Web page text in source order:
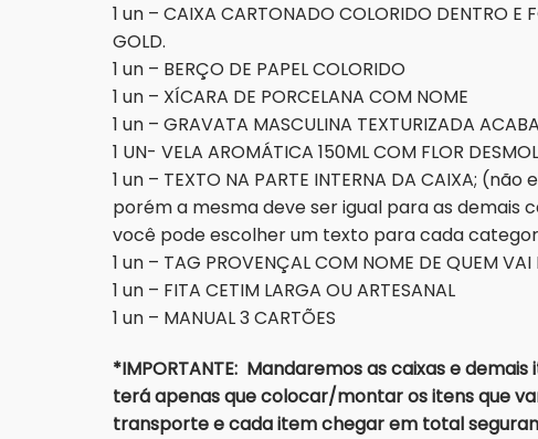
1 un – CAIXA CARTONADO COLORIDO DENTRO
GOLD.
1 un – BERÇO DE PAPEL COLORIDO
1 un – XÍCARA DE PORCELANA COM NOME
1 un – GRAVATA MASCULINA TEXTURIZADA
1 UN- VELA AROMÁTICA 150ML COM FLOR
1 un – TEXTO NA PARTE INTERNA DA CAIXA;
porém a mesma deve ser igual para as demais
você pode escolher um texto para cada
1 un – TAG PROVENÇAL COM NOME DE QUEM VAI
1 un – FITA CETIM LARGA OU ARTESANAL
1 un – MANUAL 3 CARTÕES
*IMPORTANTE: Mandaremos as caixas e
terá apenas que colocar/montar os itens que
transporte e cada item chegar em total